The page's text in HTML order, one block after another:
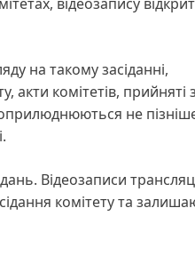
на такому засіданні,
акти комітетів, прийняті
не
Відеозаписи
комітету та